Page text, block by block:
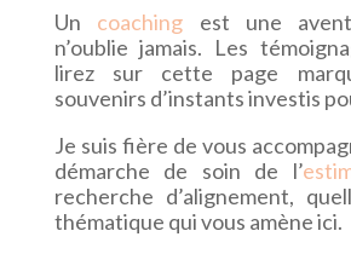
Un coaching est une
n’oublie jamais. Les
lirez sur cette page
souvenirs d’instants investis
Je suis fière de vous
démarche de soin de l’
recherche d’alignement,
thématique qui vous amène ici.